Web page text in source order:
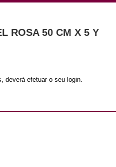
ROSA 50 CM X 5 Y
deverá efetuar o seu login.